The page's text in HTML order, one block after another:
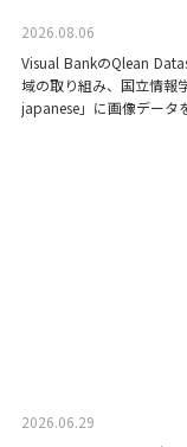
2026.08.06
Visual BankのQlean
域の取り組み、国立情報
japanese」に画像データ
2026.06.29